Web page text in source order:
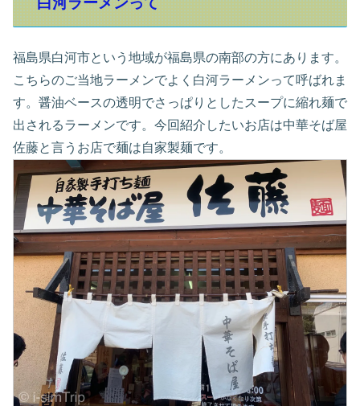
福島県白河市という地域が福島県の南部の方にあります。
こちらのご当地ラーメンでよく白河ラーメンって呼ばれま
す。醤油ベースの透明でさっぱりとしたスープに縮れ麺で
出されるラーメンです。今回紹介したいお店は中華そば屋
佐藤と言うお店で麺は自家製麺です。